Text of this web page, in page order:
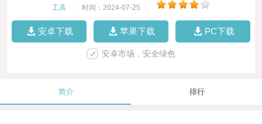
工具 时间：2024-07-25
安卓下载 苹果下载 PC下载
安卓市场，安全绿色
简介 排行